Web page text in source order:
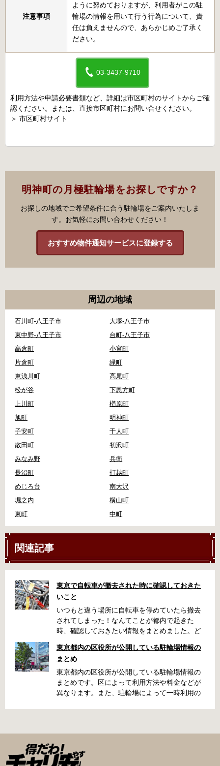
注意事項
ように努めておりますが、利用者がこの駐
輪場の情報を用いて行う行為について、責
任は負えませんので、あらかじめご了承く
ださい。
03-3437-9710
利用方法や申請必要書類など、詳細は市区町村のサイトからご確
認ください。または、直接市区町村にお問い合せください。
＞ 市区町村サイト
明神町の月極駐輪場をお探しですか？
お探しの地域でご希望条件に合う駐輪場をご案内いたしま
す。お気軽にお問い合わせください！
おすすめ物件通知サービスに登録する
周辺の地域
石川町-八王子市
大塚-八王子市
東中野-八王子市
台町-八王子市
高倉町
小宮町
片倉町
緑町
東浅川町
高尾町
松が谷
下恩方町
上川町
楢原町
旭町
明神町
子安町
千人町
散田町
初沢町
みなみ野
兵衛
長沼町
打越町
めじろ台
南大沢
堀之内
横山町
東町
中町
関連記事
東京で自転車が撤去された時に確認しておきた
いこと
いつもと違う場所に自転車を停めていたら撤去
されてしまった！なんてことが都内で起きた
時、確認しておきたい情報をまとめました。ど
くらい？なんて疑問が浮かぶかと思います。事
前に確認していざという時対処しましょう。 千
代田区 / 新宿区 / 品川区 / 港区 / 中央区 / 大田区
/ 北区 / 墨田区 / 渋谷区 / 葛飾区 千代田区で撤去
された場合 猿楽町保管場所 住所 千代田区神田
の地図が置いてあります） 東京メトロ半蔵門
線、都営新宿・三田線神保町駅から徒歩7分 大
手町高架下自転車保管場所 住所 千代田区大手町
東京都内の区役所が公開している駐輪場情報の
まとめ
東京都内の区役所が公開している駐輪場情報の
まとめです。区によって利用方法や料金などが
異なります。また、駐輪場によって一時利用の
の自転車駐輪場 利用方法 利用登録申請書の提出
申請期間内に利用登録申請書（PDF：
1,396KB） と必要書類を環境まちづくり総務課